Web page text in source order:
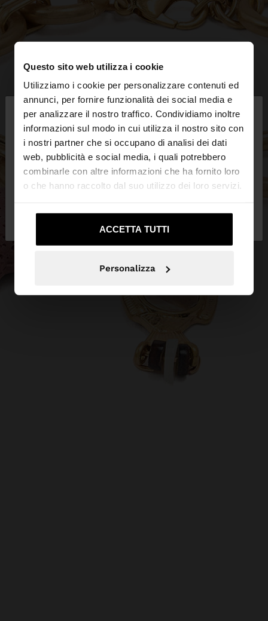
Questo sito web utilizza i cookie
Utilizziamo i cookie per personalizzare contenuti ed
annunci, per fornire funzionalità dei social media e
per analizzare il nostro traffico. Condividiamo inoltre
informazioni sul modo in cui utilizza il nostro sito con
i nostri partner che si occupano di analisi dei dati
web, pubblicità e social media, i quali potrebbero
combinarle con altre informazioni che ha fornito loro
o che hanno raccolto dal suo utilizzo dei loro servizi.
ACCETTA TUTTI
Personalizza
ciao ×
Stai accedendo al sito da Italia. Vuoi navigare sul
nostro sito United States?